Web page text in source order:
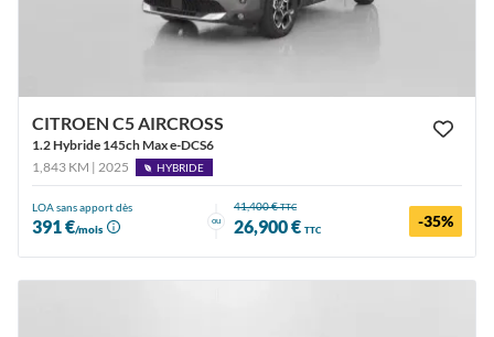
CITROEN C5 AIRCROSS
1.2 Hybride 145ch Max e-DCS6
1,843 KM | 2025
HYBRIDE
LOA sans apport dès
391 €/mois
ou
41,400 €TTC
26,900 € TTC -35%